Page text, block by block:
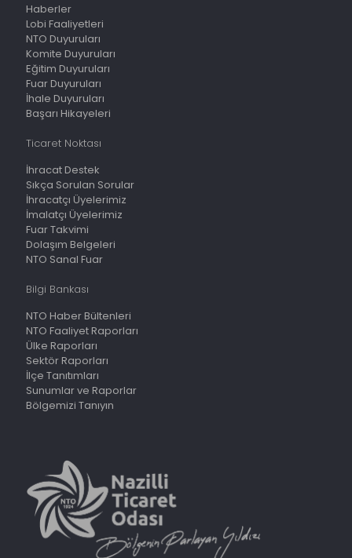
Haberler
Lobi Faaliyetleri
NTO Duyuruları
Komite Duyuruları
Eğitim Duyuruları
Fuar Duyuruları
İhale Duyuruları
Başarı Hikayeleri
Ticaret Noktası
İhracat Destek
Sıkça Sorulan Sorular
İhracatçı Üyelerimiz
İmalatçı Üyelerimiz
Fuar Takvimi
Dolaşım Belgeleri
NTO Sanal Fuar
Bilgi Bankası
NTO Haber Bültenleri
NTO Faaliyet Raporları
Ülke Raporları
Sektör Raporları
İlçe Tanıtımları
Sunumlar ve Raporlar
Bölgemizi Tanıyın